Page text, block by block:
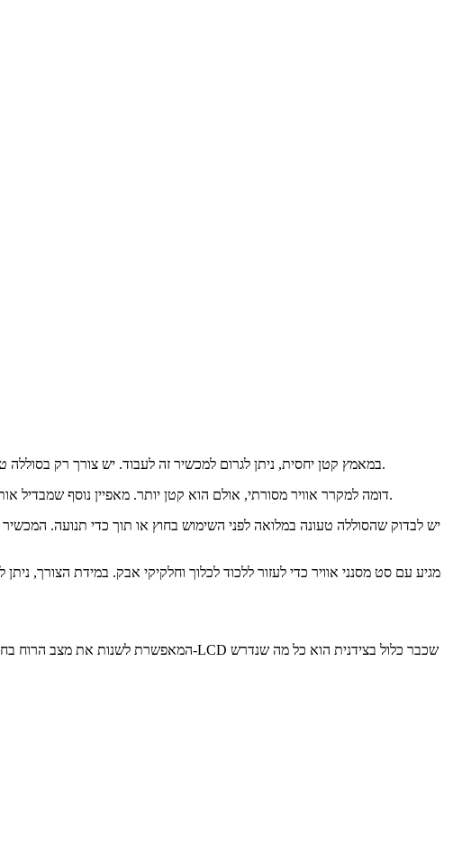
במאמץ קטן יחסית, ניתן לגרום למכשיר זה לעבוד. יש צורך רק בסוללה טעונה במלואה ובכמות זעירה של מים במיכל המכשיר. כשהוא טעון במלואו, המיכל יכול לייצר אוויר קר במשך שמונה עד עשר שעות ברציפות.
המקרר הנייד Cool Edge דומה למקרר אוויר מסורתי, אולם הוא קטן יותר. מאפיין נוסף שמבדיל אותו מהמתחרים הוא שהוא לא מחייב את הצרכנים להתקין או להרכיב אותו על הקיר כדי ליהנות מכוחות הקירור שלו.
יש לבדוק שהסוללה טעונה במלואה לפני השימוש בחוץ או תוך כדי תנועה.